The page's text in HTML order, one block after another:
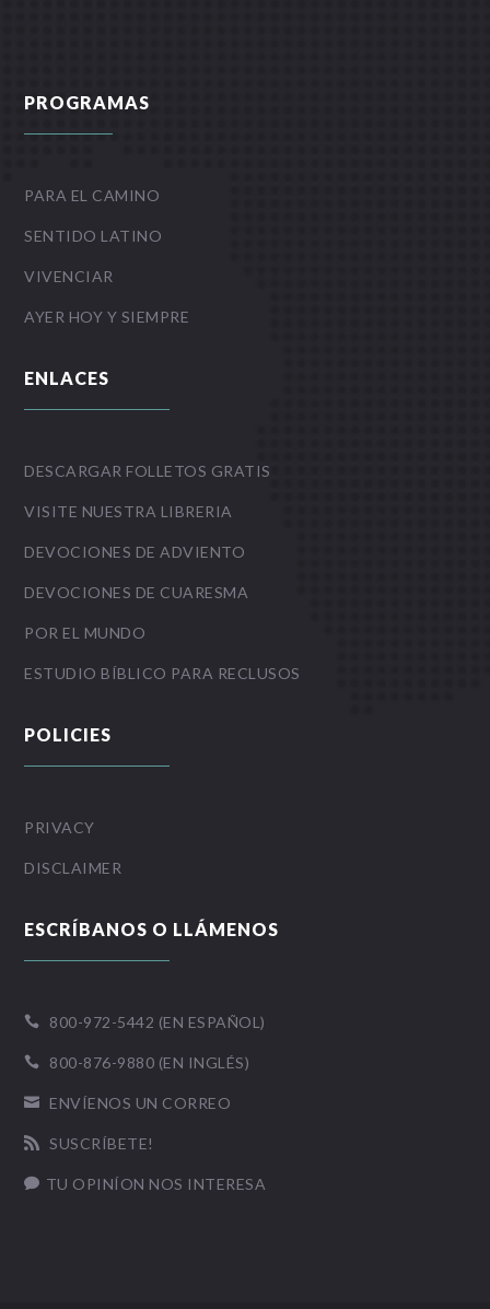
PROGRAMAS
PARA EL CAMINO
SENTIDO LATINO
VIVENCIAR
AYER HOY Y SIEMPRE
ENLACES
DESCARGAR FOLLETOS GRATIS
VISITE NUESTRA LIBRERIA
DEVOCIONES DE ADVIENTO
DEVOCIONES DE CUARESMA
POR EL MUNDO
ESTUDIO BÍBLICO PARA RECLUSOS
POLICIES
PRIVACY
DISCLAIMER
ESCRÍBANOS O LLÁMENOS
 800-972-5442 (EN ESPAÑOL)
 800-876-9880 (EN INGLÉS)
 ENVÍENOS UN CORREO
 SUSCRÍBETE!
 TU OPINÍON NOS INTERESA